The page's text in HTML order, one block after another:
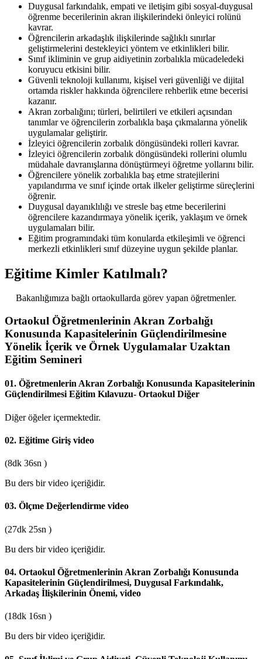
Duygusal farkındalık, empati ve iletişim gibi sosyal-duygusal
öğrenme becerilerinin akran ilişkilerindeki önleyici rolünü
kavrar.
Öğrencilerin arkadaşlık ilişkilerinde sağlıklı sınırlar
geliştirmelerini destekleyici yöntem ve etkinlikleri bilir.
Sınıf ikliminin ve grup aidiyetinin zorbalıkla mücadeledeki
koruyucu etkisini bilir.
Güvenli teknoloji kullanımı, kişisel veri güvenliği ve dijital
ortamda riskler hakkında öğrencilere rehberlik etme becerisi
kazanır.
Akran zorbalığını; türleri, belirtileri ve etkileri açısından
tanımlar ve öğrencilerin zorbalıkla başa çıkmalarına yönelik
uygulamalar geliştirir.
İzleyici öğrencilerin zorbalık döngüsündeki rolleri kavrar.
İzleyici öğrencilerin zorbalık döngüsündeki rollerini olumlu
müdahale davranışlarına dönüştürmeyi öğretme yollarını bilir.
Öğrencilere yönelik zorbalıkla baş etme stratejilerini
yapılandırma ve sınıf içinde ortak ilkeler geliştirme süreçlerini
öğrenir.
Duygusal dayanıklılığı ve stresle baş etme becerilerini
öğrencilere kazandırmaya yönelik içerik, yaklaşım ve örnek
uygulamaları bilir.
Eğitim programındaki tüm konularda etkileşimli ve öğrenci
merkezli etkinlikleri sınıf düzeyine uygun şekilde planlar.
Eğitime Kimler Katılmalı?
Bakanlığımıza bağlı ortaokullarda görev yapan öğretmenler.
Ortaokul Öğretmenlerinin Akran Zorbalığı
Konusunda Kapasitelerinin Güçlendirilmesine
Yönelik İçerik ve Örnek Uygulamalar Uzaktan
Eğitim Semineri
01. Öğretmenlerin Akran Zorbalığı Konusunda Kapasitelerinin
Güçlendirilmesi Eğitim Kılavuzu- Ortaokul Diğer
Diğer öğeler içermektedir.
02. Eğitime Giriş video
(8dk 36sn )
Bu ders bir video içeriğidir.
03. Ölçme Değerlendirme video
(27dk 25sn )
Bu ders bir video içeriğidir.
04. Ortaokul Öğretmenlerinin Akran Zorbalığı Konusunda
Kapasitelerinin Güçlendirilmesi, Duygusal Farkındalık,
Arkadaş İlişkilerinin Önemi, video
(18dk 16sn )
Bu ders bir video içeriğidir.